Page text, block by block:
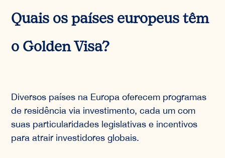
Quais os países europeus têm
o Golden Visa?
Diversos países na Europa oferecem programas
de residência via investimento, cada um com
suas particularidades legislativas e incentivos
para atrair investidores globais.